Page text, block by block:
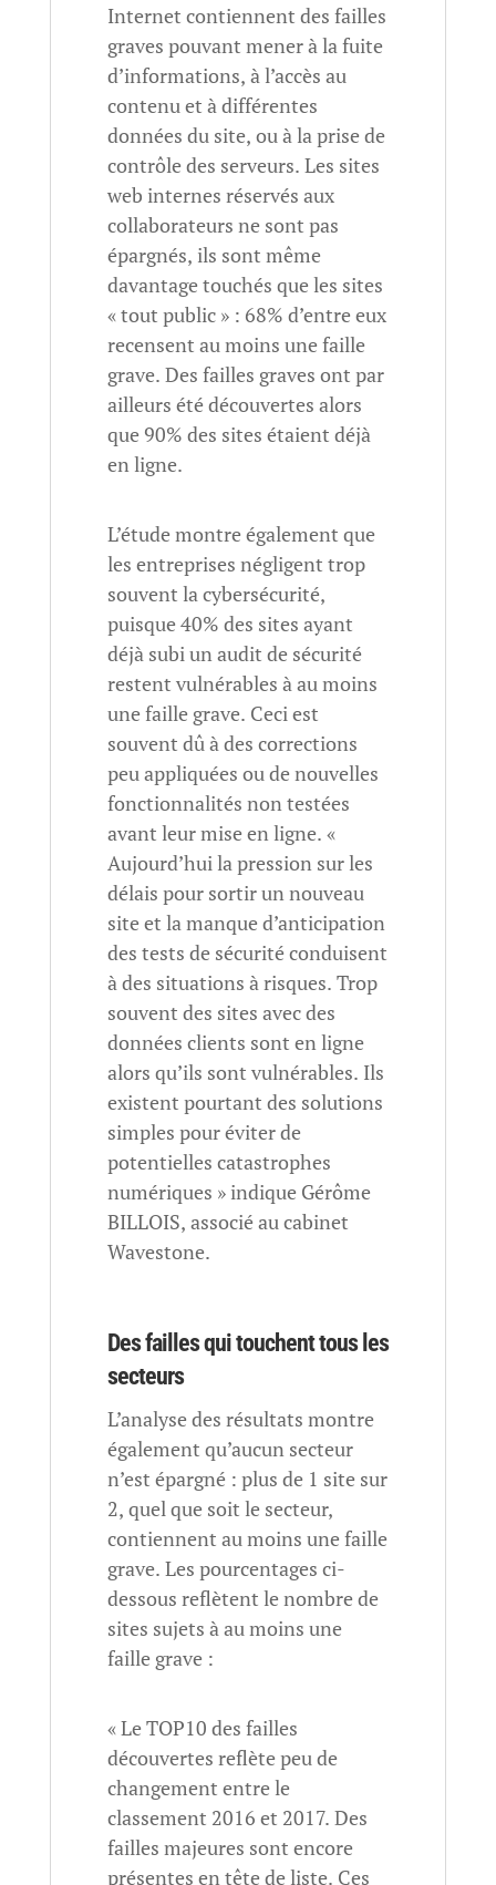
Internet contiennent des failles
graves pouvant mener à la fuite
d’informations, à l’accès au
contenu et à différentes
données du site, ou à la prise de
contrôle des serveurs. Les sites
web internes réservés aux
collaborateurs ne sont pas
épargnés, ils sont même
davantage touchés que les sites
« tout public » : 68% d’entre eux
recensent au moins une faille
grave. Des failles graves ont par
ailleurs été découvertes alors
que 90% des sites étaient déjà
en ligne.
L’étude montre également que
les entreprises négligent trop
souvent la cybersécurité,
puisque 40% des sites ayant
déjà subi un audit de sécurité
restent vulnérables à au moins
une faille grave. Ceci est
souvent dû à des corrections
peu appliquées ou de nouvelles
fonctionnalités non testées
avant leur mise en ligne. «
Aujourd’hui la pression sur les
délais pour sortir un nouveau
site et la manque d’anticipation
des tests de sécurité conduisent
à des situations à risques. Trop
souvent des sites avec des
données clients sont en ligne
alors qu’ils sont vulnérables. Ils
existent pourtant des solutions
simples pour éviter de
potentielles catastrophes
numériques » indique Gérôme
BILLOIS, associé au cabinet
Wavestone.
Des failles qui touchent tous les
secteurs
L’analyse des résultats montre
également qu’aucun secteur
n’est épargné : plus de 1 site sur
2, quel que soit le secteur,
contiennent au moins une faille
grave. Les pourcentages ci-
dessous reflètent le nombre de
sites sujets à au moins une
faille grave :
« Le TOP10 des failles
découvertes reflète peu de
changement entre le
classement 2016 et 2017. Des
failles majeures sont encore
présentes en tête de liste. Ces